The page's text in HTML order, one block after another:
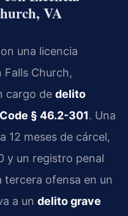
VA
una licencia
Falls Church,
cargo de delito
§ 46.2-301. Una
12 meses de cárcel,
y un registro penal
tercera ofensa en un
a un delito grave